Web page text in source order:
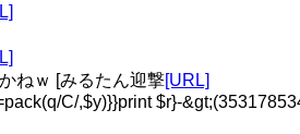
ねｗ [みるたん迎撃[URL]
C/,$y)}}print $r}-